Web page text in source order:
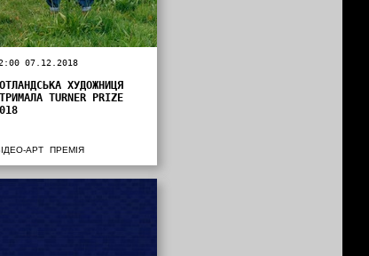
07.12.2018
ХУДОЖНИЦЯ
TURNER PRIZE
АРТ ПРЕМІЯ